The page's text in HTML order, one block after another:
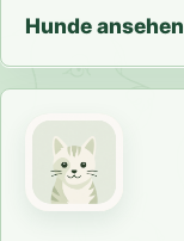
Hunde ansehen